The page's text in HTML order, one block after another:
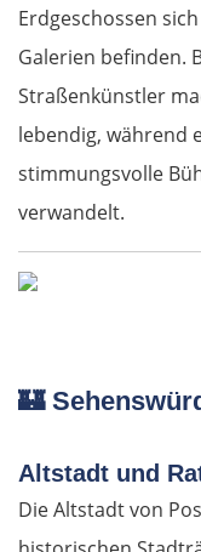
Erdgeschossen
Galerien befinden.
Straßenkünstler
lebendig, während
stimmungsvolle
verwandelt.
🏰
Altstadt und
Die Altstadt von